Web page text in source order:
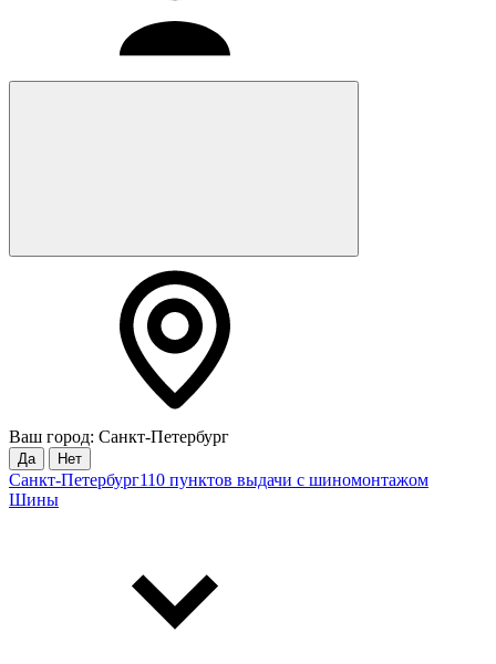
Ваш город: Санкт-Петербург
Да Нет
Санкт-Петербург110 пунктов выдачи с шиномонтажом
Шины